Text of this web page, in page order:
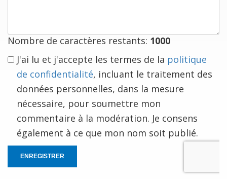
Nombre de caractères restants: 1000
J'ai lu et j'accepte les termes de la politique
de confidentialité, incluant le traitement des
données personnelles, dans la mesure
nécessaire, pour soumettre mon
commentaire à la modération. Je consens
également à ce que mon nom soit publié.
ENREGISTRER